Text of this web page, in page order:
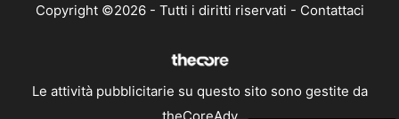
Copyright ©2026 - Tutti i diritti riservati - Contattaci
Le attività pubblicitarie su questo sito sono gestite da